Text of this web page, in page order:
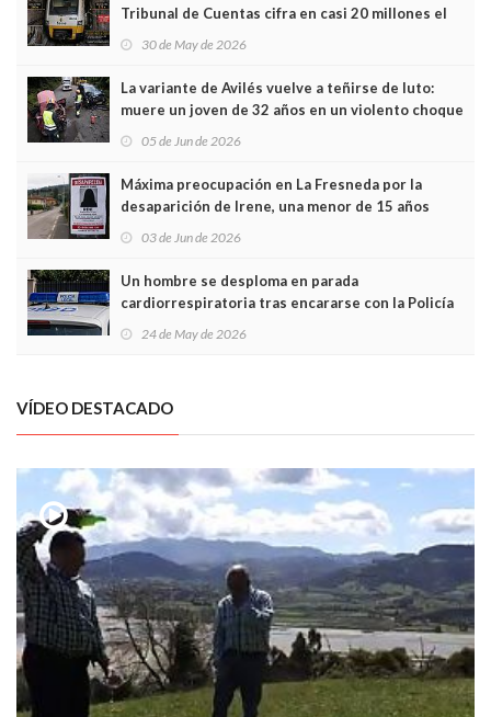
Tribunal de Cuentas cifra en casi 20 millones el
sobrecoste de los trenes que no cabían por los
30 de May de 2026
La variante de Avilés vuelve a teñirse de luto:
muere un joven de 32 años en un violento choque
frontal
05 de Jun de 2026
Máxima preocupación en La Fresneda por la
desaparición de Irene, una menor de 15 años
03 de Jun de 2026
Un hombre se desploma en parada
cardiorrespiratoria tras encararse con la Policía
Local en Luanco
24 de May de 2026
VÍDEO DESTACADO